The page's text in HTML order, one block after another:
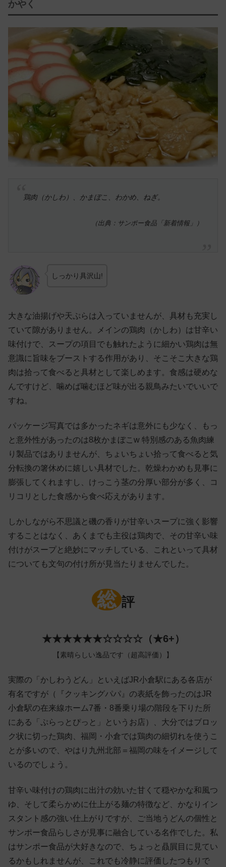
かやく
鶏肉（かしわ）、かまぼこ、わかめ、ねぎ。
（出典：サンポー食品「新着情報」）
しっかり具沢山!
大きな油揚げや天ぷらは入っていませんが、具材も充実し
ていて隙がありません。メインの鶏肉（かしわ）は甘辛い
味付けで、スープの項目でも触れたように細かい鶏肉は無
意識に旨味をブーストする作用があり、そこそこ大きな鶏
肉は拾って食べると具材として楽しめます。食感は硬めな
んですけど、噛めば噛むほど味が出る親鳥みたいでいいで
すね。
パッケージ写真では多かったネギは意外にも少なく、もっ
と意外性があったのは8枚かまぼこw 特別感のある魚肉練
り製品ではありませんが、ちょいちょい拾って食べると気
分転換の箸休めに嬉しい具材でした。乾燥わかめも見事に
膨張してくれますし、けっこう茎の分厚い部分が多く、コ
リコリとした食感から食べ応えがあります。
しかしながら不思議と磯の香りが甘辛いスープに強く影響
することはなく、あくまでも主役は鶏肉で、その甘辛い味
付けがスープと絶妙にマッチしている、これといって具材
についても文句の付け所が見当たりませんでした。
総 評
★★★★★★☆☆☆☆（★6+）
【素晴らしい逸品です（超高評価）】
実際の「かしわうどん」といえばJR小倉駅にある各店が
有名ですが（『クッキングパパ』の表紙を飾ったのはJR
小倉駅の在来線ホーム7番・8番乗り場の階段を下りた所
にある「ぷらっとぴっと」というお店）、大分ではブロッ
ク状に切った鶏肉、福岡・小倉では鶏肉の細切れを使うこ
とが多いので、やはり九州北部＝福岡の味をイメージして
いるのでしょう。
甘辛い味付けの鶏肉に出汁の効いた甘くて穏やかな和風つ
ゆ、そして柔らかめに仕上がる麺の特徴など、かなりイン
スタント感の強い仕上がりですが、ご当地うどんの個性と
サンポー食品らしさが見事に融合している名作でした。私
はサンポー食品が大好きなので、ちょっと贔屓目に見てい
るかもしれませんが、これでも冷静に評価したつもりで